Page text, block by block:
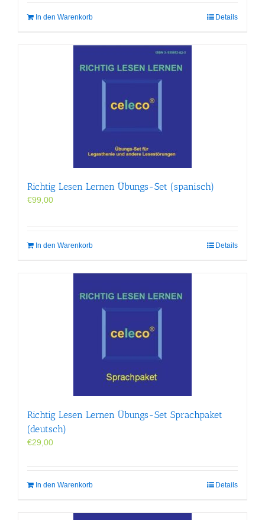
In den Warenkorb Details
Richtig Lesen Lernen Übungs-Set (spanisch)
€99,00
In den Warenkorb Details
Richtig Lesen Lernen Übungs-Set Sprachpaket
(deutsch)
€29,00
In den Warenkorb Details